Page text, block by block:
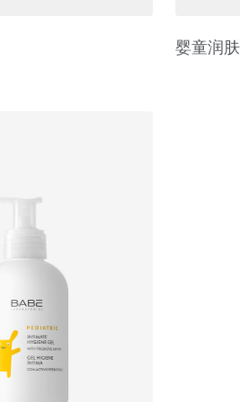
婴童润